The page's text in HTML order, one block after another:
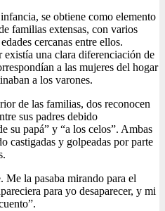
se obtiene como elemento
familias extensas, con varios
cercanas entre ellos.
una clara diferenciación de
a las mujeres del hogar
a los varones.
de las familias, dos reconocen
sus padres debido
su papá” y “a los celos”. Ambas
castigadas y golpeadas por parte
Me la pasaba mirando para el
para yo desaparecer, y mi